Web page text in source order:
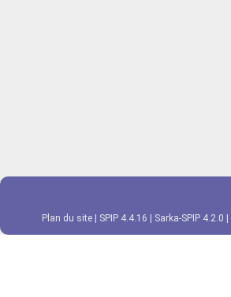
Plan du site SPIP 4.4.16 Sarka-SPIP 4.2.0